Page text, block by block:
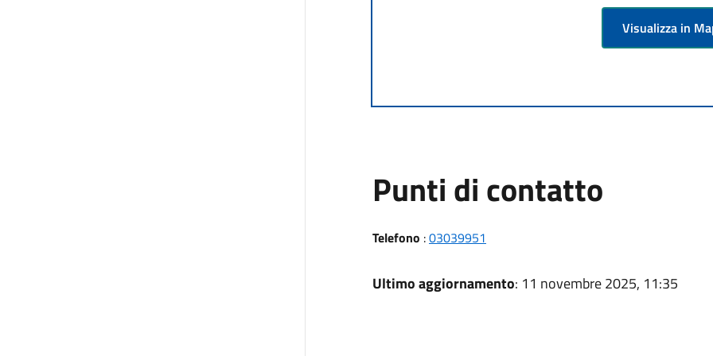
Visualizza in
Punti di contatto
Telefono :03039951
Ultimo aggiornamento: 11 novembre 2025, 11:35